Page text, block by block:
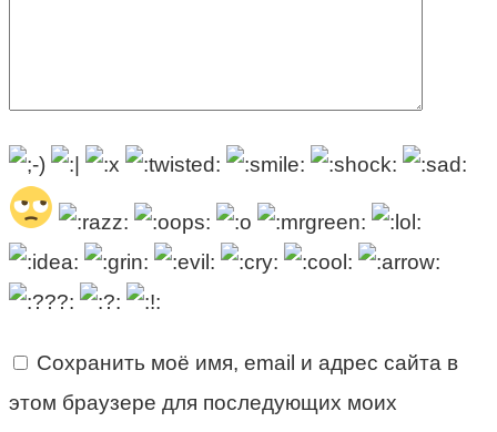
Сохранить моё имя, email и адрес сайта в
этом браузере для последующих моих